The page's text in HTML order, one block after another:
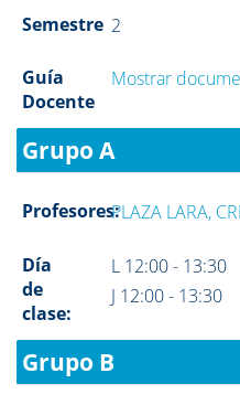
Semestre 2
Guía
Docente
Mostrar
Grupo A
Profesores:PLAZA LARA,
Día
de
clase:
L 12:00 - 13:30
J 12:00 - 13:30
Grupo B